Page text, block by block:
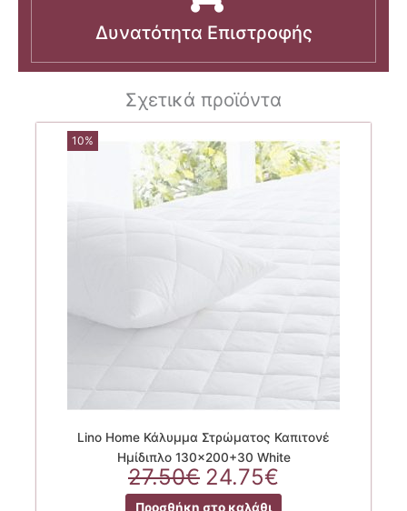
Δυνατότητα Επιστροφής
Σχετικά προϊόντα
10%
Lino Home Κάλυμμα Στρώματος Καπιτονέ
Ημίδιπλο 130×200+30 White
27.50€ Original
price
24.75€
τρέχουσα
Προσθήκη στο καλάθι